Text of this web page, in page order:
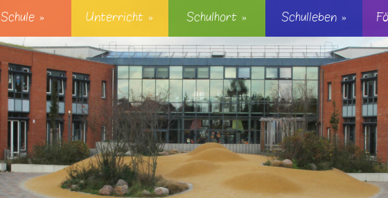
Schule » Unterricht » Schulhort » Schulleben»